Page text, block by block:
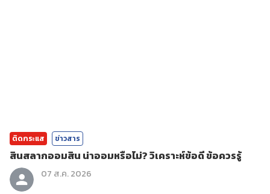
ติดกระแส ข่าวสาร
สินสลากออมสิน น่าออมหรือไม่? วิเคราะห์ข้อดี ข้อควรรู้
07 ส.ค. 2026